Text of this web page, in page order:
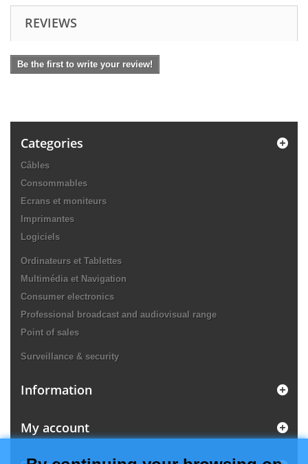
REVIEWS
Be the first to write your review!
Categories
Câbles
Consommables
Ecrans et moniteurs
Imprimantes
Logiciels
Ordinateurs et Tablettes
Multimédia et Navigation
Consumer electronics
Professional broadcast and audiovisual range
Point of sales
Surveillance & security
Information
My account